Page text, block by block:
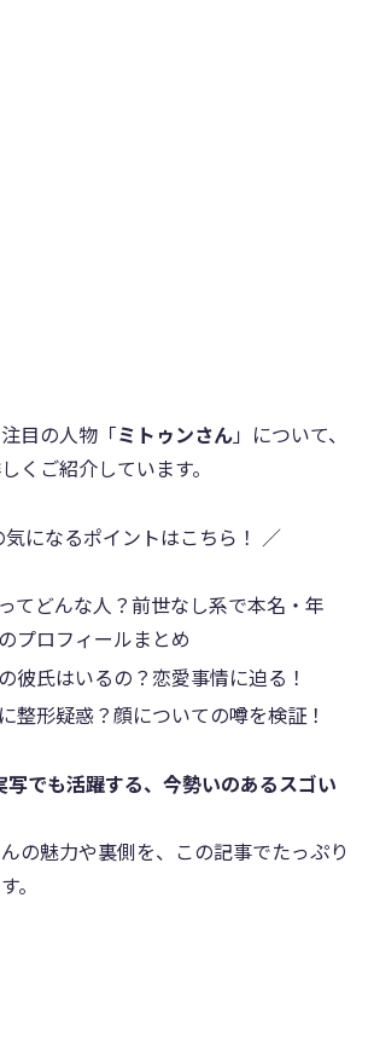
目の人物「ミトゥンさん」について、
くご紹介しています。
になるポイントはこちら！ ／
てどんな人？前世なし系で本名・年
プロフィールまとめ
彼氏はいるの？恋愛事情に迫る！
整形疑惑？顔についての噂を検証！
でも活躍する、今勢いのあるスゴい
の魅力や裏側を、この記事でたっぷり
。